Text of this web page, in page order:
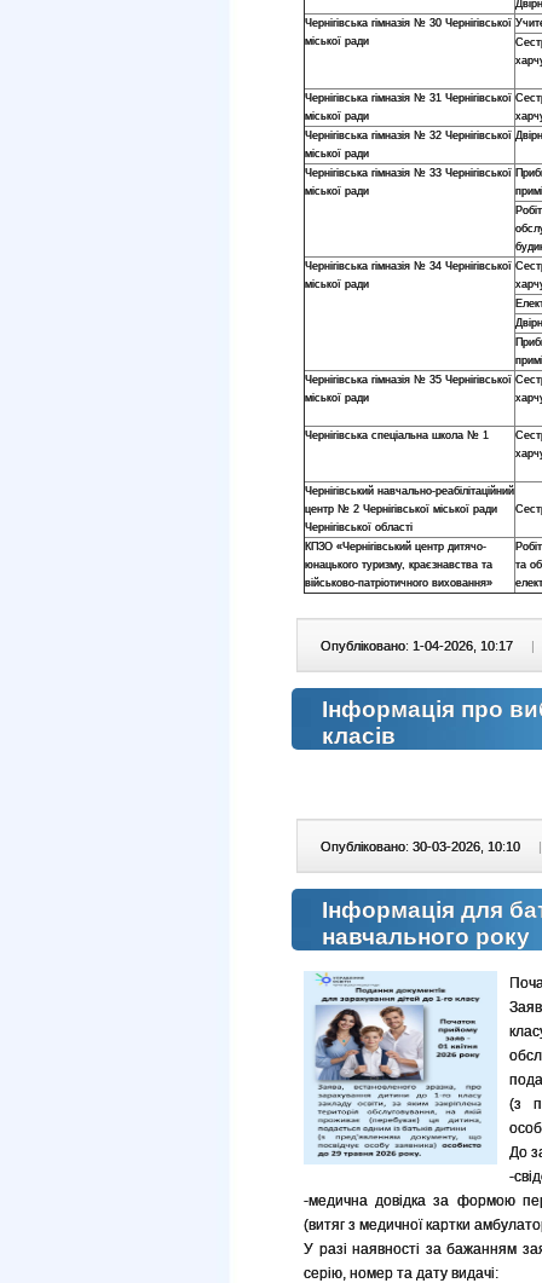
Чернігівська гімназія № 30 Чернігівської
міської ради
Чернігівська гімназія № 31 Чернігівської
міської ради
Чернігівська гімназія № 32 Чернігівської
міської ради
Чернігівська гімназія № 33 Чернігівської
міської ради
Чернігівська гімназія № 34 Чернігівської
міської ради
Чернігівська гімназія № 35 Чернігівської
міської ради
Чернігівська спеціальна школа № 1
Чернігівський навчально-реабілітаційний
центр № 2 Чернігівської міської ради
Чернігівської області
КПЗО «Чернігівський центр дитячо-
юнацького туризму, краєзнавства та
військово-патріотичного виховання»
та
Опубліковано: 1-04-2026, 10:17 |
Інформація про
класів
Опубліковано: 30-03-2026, 10:10 |
Інформація для
навчального року
(з
До
-
-медична довідка за формою
(витяг з медичної картки
У разі наявності за бажанням
серію, номер та дату видачі: